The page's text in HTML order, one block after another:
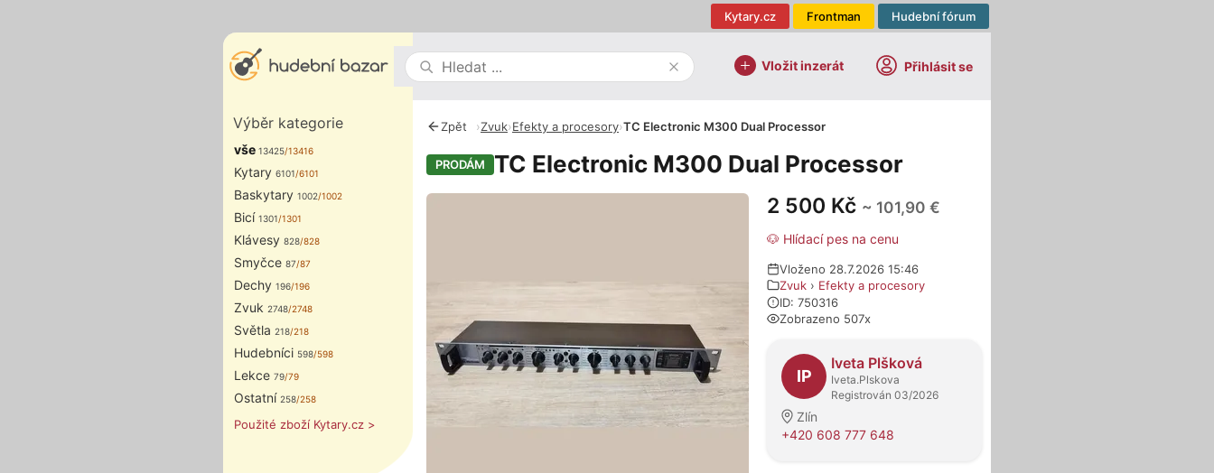
Hudební fórum
Frontman
Kytary.cz
Vložit inzerát Přihlásit se
Výběr kategorie
vše 13425/13416
Kytary 6101/6101
Baskytary 1002/1002
Bicí 1301/1301
Klávesy 828/828
Smyčce 87/87
Dechy 196/196
Zvuk 2748/2748
Světla 218/218
Hudebníci 598/598
Lekce 79/79
Ostatní 258/258
Použité zboží Kytary.cz >
Zpět ›Zvuk›Efekty a procesory›TC Electronic M300 Dual Processor
PRODÁM TC Electronic M300 Dual Processor
2 500 Kč ~ 101,90 €
🐶 Hlídací pes na cenu
Vloženo 28.7.2026 15:46
Zvuk › Efekty a procesory
ID: 750316
Zobrazeno 507x
O prodejci
IP
Iveta Plšková
Iveta.Plskova
Registrován 03/2026
Zlín
+420 608 777 648